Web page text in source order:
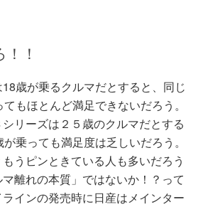
！
歳が乗るクルマだとすると、同じ
もほとんど満足できないだろう。
リーズは２５歳のクルマだとする
乗っても満足度は乏しいだろう。
うピンときている人も多いだろう
離れの本質」ではないか！？って
インの発売時に日産はメインター